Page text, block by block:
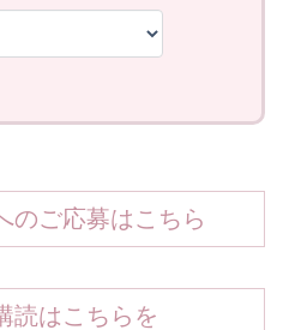
のご応募はこちら
読はこちらを